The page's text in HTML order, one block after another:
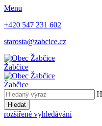
Menu
+420 547 231 602
starosta@zabcice.cz
Žabčice
Žabčice
Hledat
rozšířené vyhledávání